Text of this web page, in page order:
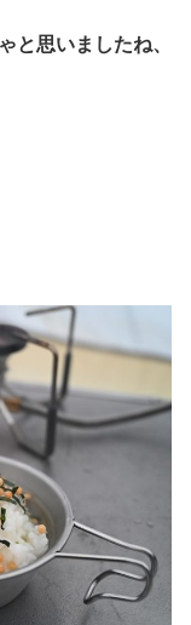
と思いましたね、